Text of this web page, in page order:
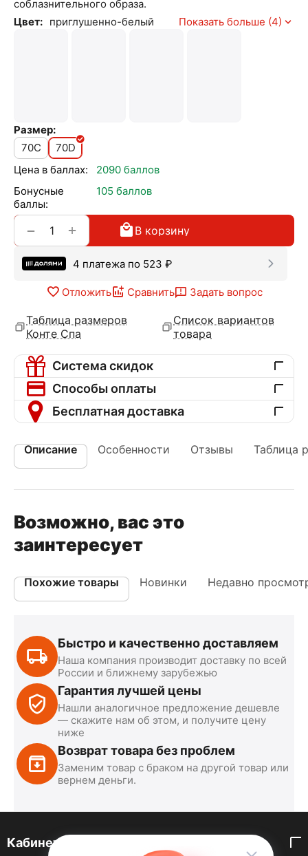
соблазнительного образа.
Цвет: приглушенно-белый Показать больше (4)
Размер:
70C
70D
Цена в баллах:
2090 баллов
Бонусные
баллы:
105 баллов
+
− В корзину
4 платежа по 523 ₽
Отложить Сравнить Задать вопрос
Таблица размеров
Конте Спа
Список вариантов
товара
Система скидок
Способы оплаты
Бесплатная доставка
Описание Особенности Отзывы Таблица
Возможно, вас это
заинтересует
Похожие товары Новинки Недавно
Быстро и качественно доставляем
Наша компания производит доставку по всей
России и ближнему зарубежью
Гарантия лучшей цены
Нашли аналогичное предложение дешевле
— скажите нам об этом, и получите цену
ниже
Возврат товара без проблем
Заменим товар с браком на другой товар или
вернем деньги.
Кабинет покупателя